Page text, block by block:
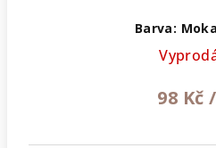
Barva:
98 Kč